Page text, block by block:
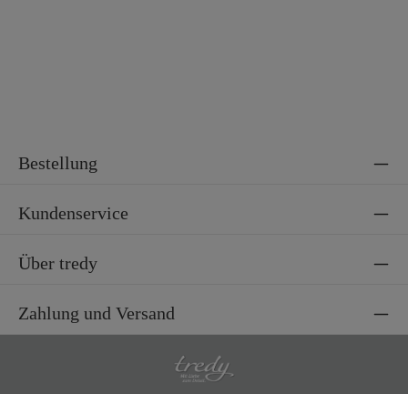
Bestellung
Kundenservice
Über tredy
Zahlung und Versand